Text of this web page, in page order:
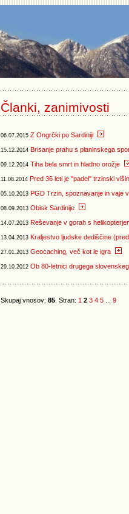
Članki, zanimivosti
06.07.2015 Z Ongrčki po Sardiniji
15.12.2014 Brisanje prahu s planinskega
09.12.2014 Tiha bela smrt in hladno orožje
11.08.2014 Pred 36 leti je "padel" trzinski
05.10.2013 PGD Trzin, spoznavanje in vaje
08.09.2013 Obisk Sardinije
14.07.2013 Reševanje v gorah s
13.04.2013 Kraljestvo ljudske dediščine
27.01.2013 Geocaching, več kot le igra
29.10.2012 Ob 80-letnici drugega
Skupaj vnosov: 85 . Stran: 1 2 3 4 5 9